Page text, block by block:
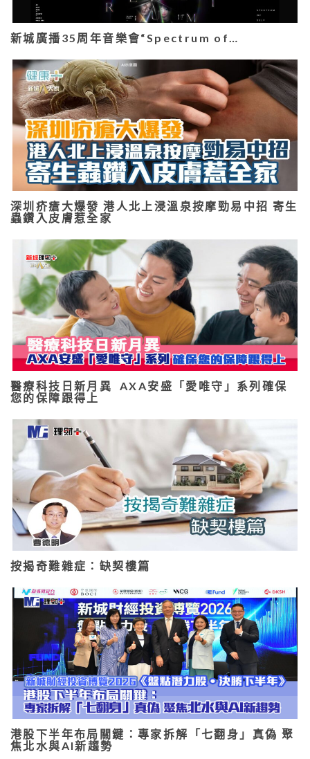
新城廣播35周年音樂會“Spectrum of…
深圳疥瘡大爆發 港人北上浸溫泉按摩勁易中招 寄生
蟲鑽入皮膚惹全家
醫療科技日新月異 AXA安盛「愛唯守」系列確保
您的保障跟得上
按揭奇難雜症：缺契樓篇
港股下半年布局關鍵：專家拆解「七翻身」真偽 聚
焦北水與AI新趨勢